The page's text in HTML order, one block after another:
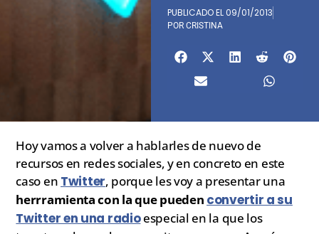
PUBLICADO EL 09/01/2013
POR CRISTINA
Hoy vamos a volver a hablarles de nuevo de
recursos en redes sociales, y en concreto en este
caso en Twitter, porque les voy a presentar una
herrramienta con la que pueden convertir a su
Twitter en una radioespecial en la que los